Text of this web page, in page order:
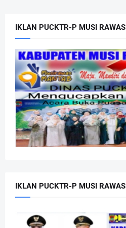
IKLAN PUCKTR-P MUSI RAWAS
IKLAN PUCKTR-P MUSI RAWAS